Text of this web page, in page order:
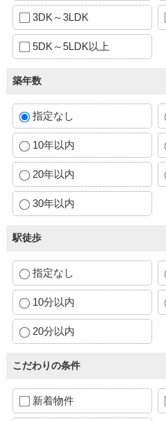
3DK～3LDK
5DK～5LDK以上
築年数
指定なし
10年以内
20年以内
30年以内
駅徒歩
指定なし
10分以内
20分以内
こだわりの条件
新着物件